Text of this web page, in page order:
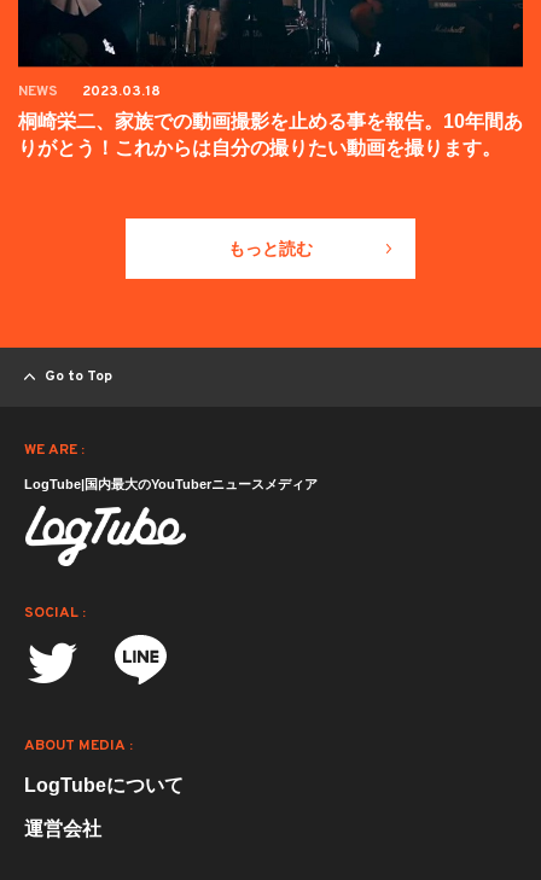
NEWS 2023.03.18
桐崎栄二、家族での動画撮影を止める事を報告。10年間あ
りがとう！これからは自分の撮りたい動画を撮ります。
もっと読む
Go to Top
WE ARE :
LogTube|国内最大のYouTuberニュースメディア
SOCIAL :
ABOUT MEDIA :
LogTubeについて
運営会社